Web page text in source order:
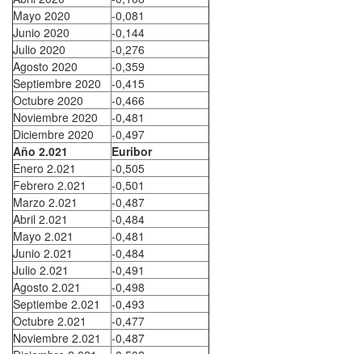
Mayo 2020
-0,081
Junio 2020
-0,144
Julio 2020
-0,276
Agosto 2020
-0,359
Septiembre 2020
-0,415
Octubre 2020
-0,466
Noviembre 2020
-0,481
Diciembre 2020
-0,497
Año 2.021
Euribor
Enero 2.021
-0,505
Febrero 2.021
-0,501
Marzo 2.021
-0,487
Abril 2.021
-0,484
Mayo 2.021
-0,481
Junio 2.021
-0,484
Julio 2.021
-0,491
Agosto 2.021
-0,498
Septiembe 2.021
-0,493
Octubre 2.021
-0,477
Noviembre 2.021
-0,487